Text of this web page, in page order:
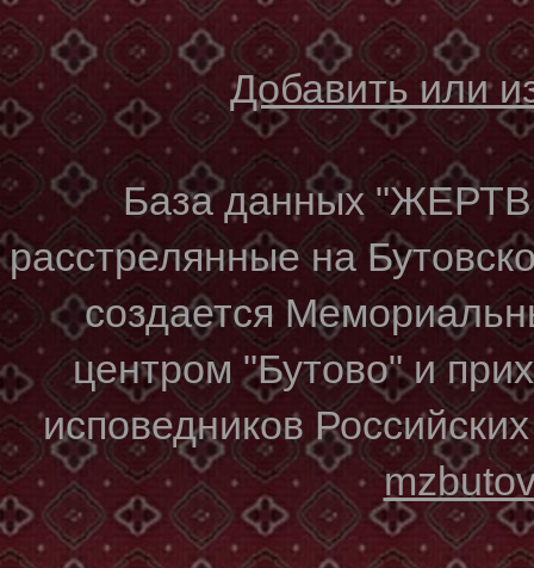
Добавить или
База данных
расстрелянные на
создается
центром "Бутово" и
исповедников